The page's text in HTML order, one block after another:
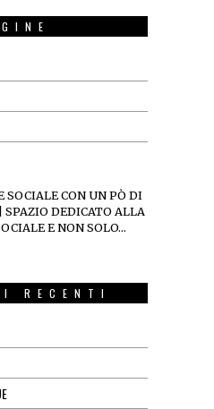
SOCIALE CON UN PÒ DI
SPAZIO DEDICATO ALLA
E NON SOLO…
RECENTI